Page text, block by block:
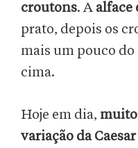
croutons. A alface
prato, depois os
mais um pouco
cima.
Hoje em dia,
variação da